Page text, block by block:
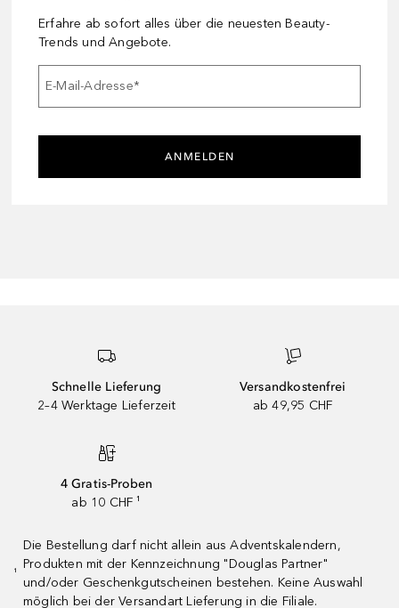
Erfahre ab sofort alles über die neuesten Beauty-
Trends und Angebote.
E-Mail-Adresse*
ANMELDEN
Schnelle Lieferung
2–4 Werktage Lieferzeit
Versandkostenfrei
ab 49,95 CHF
4 Gratis-Proben
ab 10 CHF ¹
¹
Die Bestellung darf nicht allein aus Adventskalendern,
Produkten mit der Kennzeichnung "Douglas Partner"
und/oder Geschenkgutscheinen bestehen. Keine Auswahl
möglich bei der Versandart Lieferung in die Filiale.